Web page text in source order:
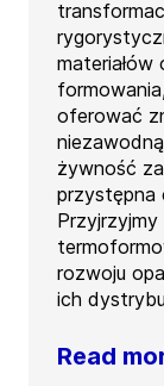
oferować
żywność
przystępna
rozwoju
ich
Read